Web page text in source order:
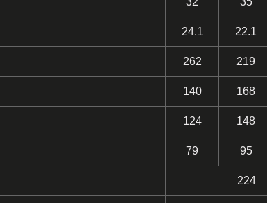
24.1 22.1
262 219
140 168
124 148
79 95
224